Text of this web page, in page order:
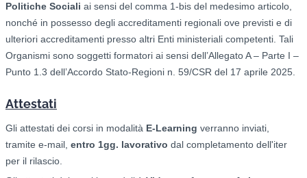
Politiche Sociali ai sensi del comma 1-bis del medesimo articolo,
nonché in possesso degli accreditamenti regionali ove previsti e di
ulteriori accreditamenti presso altri Enti ministeriali competenti. Tali
Organismi sono soggetti formatori ai sensi dell’Allegato A – Parte I –
Punto 1.3 dell’Accordo Stato-Regioni n. 59/CSR del 17 aprile 2025.
Attestati
Gli attestati dei corsi in modalità E-Learning verranno inviati,
tramite e-mail, entro 1gg. lavorativo dal completamento dell'iter
per il rilascio.